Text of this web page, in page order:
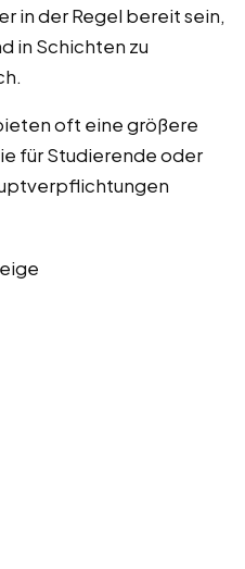
in der Regel bereit sein,
in Schichten zu
oft eine größere
für Studierende oder